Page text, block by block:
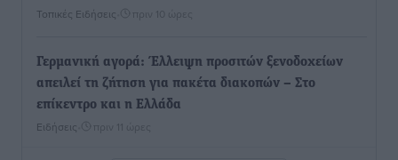
Τοπικές Ειδήσεις πριν 10 ώρες
Γερμανική αγορά: Έλλειψη προσιτών ξενοδοχείων
απειλεί τη ζήτηση για πακέτα διακοπών – Στο
επίκεντρο και η Ελλάδα
Ειδήσεις πριν 11 ώρες